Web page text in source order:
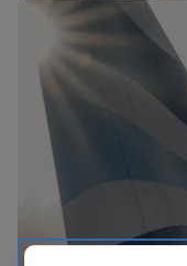
La experiencia de